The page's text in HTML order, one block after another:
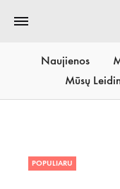
Naujienos
Mūsų
POPULIARU